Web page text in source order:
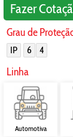
Fazer
Grau de
IP 6 4
Linha
Automotiva